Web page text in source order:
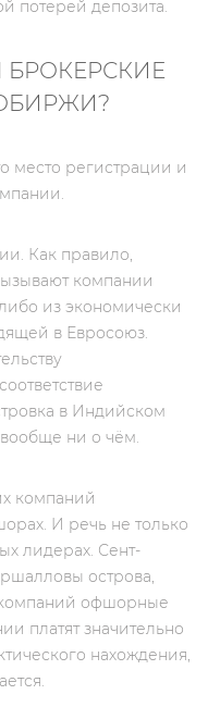
потерей депозита.
БРОКЕРСКИЕ
место регистрации и
Как правило,
компании
из экономически
в Евросоюз.
в Индийском
ни о чём.
компаний
И речь не только
лидерах. Сент-
острова,
офшорные
платят значительно
нахождения,